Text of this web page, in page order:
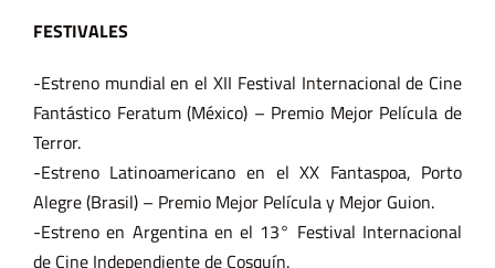
FESTIVALES
-Estreno mundial en el XII Festival Internacional de Cine
Fantástico Feratum (México) – Premio Mejor Película de
Terror.
-Estreno Latinoamericano en el XX Fantaspoa, Porto
Alegre (Brasil) – Premio Mejor Película y Mejor Guion.
-Estreno en Argentina en el 13° Festival Internacional
de Cine Independiente de Cosquín.